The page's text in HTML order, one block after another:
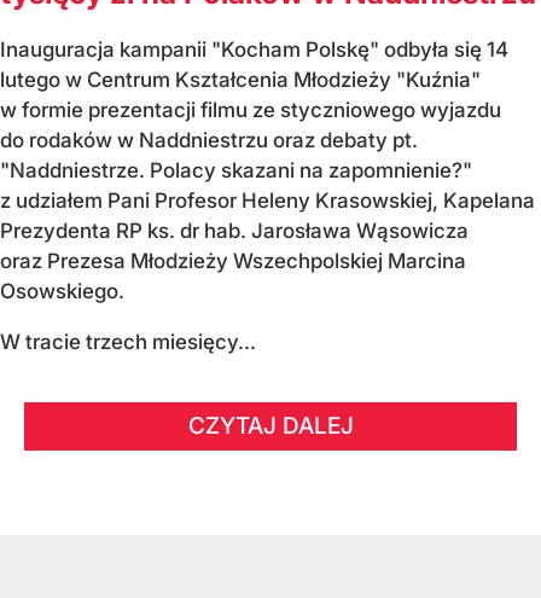
Inauguracja kampanii "Kocham Polskę" odbyła się 14
lutego w Centrum Kształcenia Młodzieży "Kuźnia"
w formie prezentacji filmu ze styczniowego wyjazdu
do rodaków w Naddniestrzu oraz debaty pt.
"Naddniestrze. Polacy skazani na zapomnienie?"
z udziałem Pani Profesor Heleny Krasowskiej, Kapelana
Prezydenta RP ks. dr hab. Jarosława Wąsowicza
oraz Prezesa Młodzieży Wszechpolskiej Marcina
Osowskiego.
W tracie trzech miesięcy...
CZYTAJ DALEJ